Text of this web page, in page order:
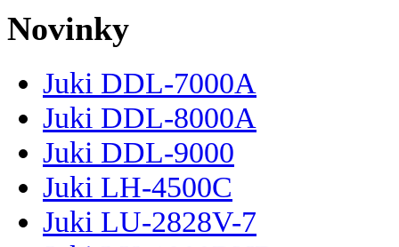
Novinky
Juki DDL-7000A
Juki DDL-8000A
Juki DDL-9000
Juki LH-4500C
Juki LU-2828V-7